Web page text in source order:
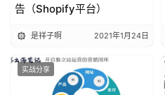
告（Shopify平台）
是祥子啊 2021年1月24日
实战分享